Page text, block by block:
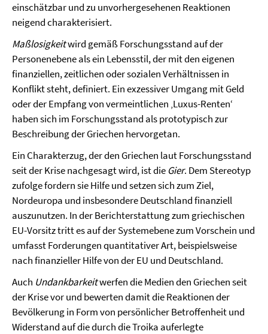
einschätzbar und zu unvorhergesehenen Reaktionen
neigend charakterisiert.
Maßlosigkeitwird gemäß Forschungsstand auf der
Personenebene als ein Lebensstil, der mit den eigenen
finanziellen, zeitlichen oder sozialen Verhältnissen in
Konflikt steht, definiert. Ein exzessiver Umgang mit Geld
oder der Empfang von vermeintlichen ‚Luxus-Renten‘
haben sich im Forschungsstand als prototypisch zur
Beschreibung der Griechen hervorgetan.
Ein Charakterzug, der den Griechen laut Forschungsstand
seit der Krise nachgesagt wird, ist die Gier. Dem Stereotyp
zufolge fordern sie Hilfe und setzen sich zum Ziel,
Nordeuropa und insbesondere Deutschland finanziell
auszunutzen. In der Berichterstattung zum griechischen
EU-Vorsitz tritt es auf der Systemebene zum Vorschein und
umfasst Forderungen quantitativer Art, beispielsweise
nach finanzieller Hilfe von der EU und Deutschland.
Auch Undankbarkeitwerfen die Medien den Griechen seit
der Krise vor und bewerten damit die Reaktionen der
Bevölkerung in Form von persönlicher Betroffenheit und
Widerstand auf die durch die Troika auferlegte